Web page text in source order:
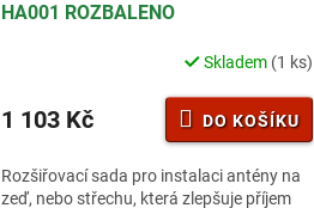
HA001 ROZBALENO
Skladem (1 ks)
1 103 Kč DO KOŠÍKU
Rozšiřovací sada pro instalaci antény na
zeď, nebo střechu, která zlepšuje příjem